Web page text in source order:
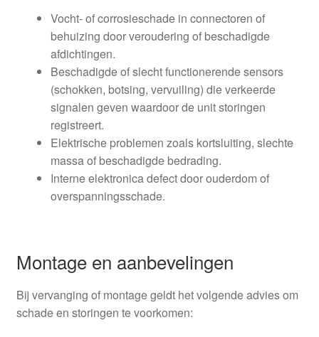
Vocht- of corrosieschade in connectoren of
behuizing door veroudering of beschadigde
afdichtingen.
Beschadigde of slecht functionerende sensors
(schokken, botsing, vervuiling) die verkeerde
signalen geven waardoor de unit storingen
registreert.
Elektrische problemen zoals kortsluiting, slechte
massa of beschadigde bedrading.
Interne elektronica defect door ouderdom of
overspanningsschade.
Montage en aanbevelingen
Bij vervanging of montage geldt het volgende advies om
schade en storingen te voorkomen: